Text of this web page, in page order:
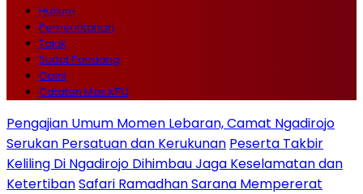
Hukum
Pemerintahan
Tajuk
Sudut Pandang
Opini
Catatan Mas KPU
Pengajian Umum Momen Lebaran, Camat Ngadirojo
Serukan Persatuan dan Kerukunan Peserta Takbir
Keliling Di Ngadirojo Dihimbau Jaga Keselamatan dan
KetertibanSafari Ramadhan Sarana Mempererat